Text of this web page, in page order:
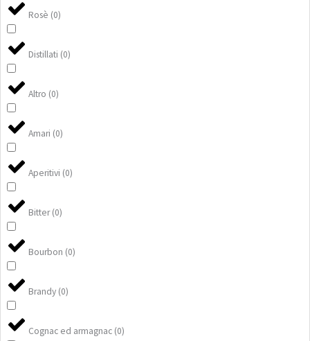
Rosè (0)
Distillati (0)
Altro (0)
Amari (0)
Aperitivi (0)
Bitter (0)
Bourbon (0)
Brandy (0)
Cognac ed armagnac (0)